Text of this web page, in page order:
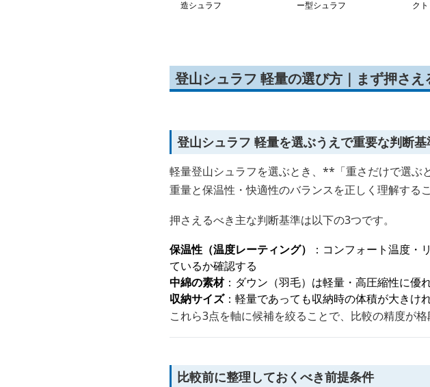
造シュラフ
ー型シュラフ
ク
登山シュラフ 軽量の選び方｜まず押さえ
登山シュラフ 軽量を選ぶうえで重要な判断基
軽量登山シュラフを選ぶとき、**「重さだけで選ぶ
重量と保温性・快適性のバランスを正しく理解する
押さえるべき主な判断基準は以下の3つです。
保温性（温度レーティング）
：コンフォート温度・
ているか確認する
中綿の素材：ダウン（羽毛）は軽量・高圧縮性に優
収納サイズ：軽量であっても収納時の体積が大きけ
これら3点を軸に候補を絞ることで、比較の精度が格
比較前に整理しておくべき前提条件